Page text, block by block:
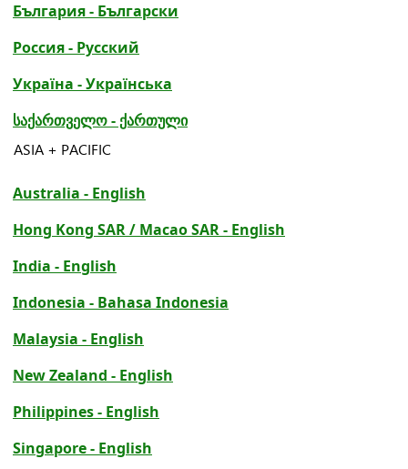
България - Български
Россия - Русский
Україна - Українська
საქართველო - ქართული
ASIA + PACIFIC
Australia - English
Hong Kong SAR / Macao SAR - English
India - English
Indonesia - Bahasa Indonesia
Malaysia - English
New Zealand - English
Philippines - English
Singapore - English